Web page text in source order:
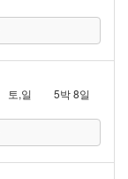
토,일 5박 8일